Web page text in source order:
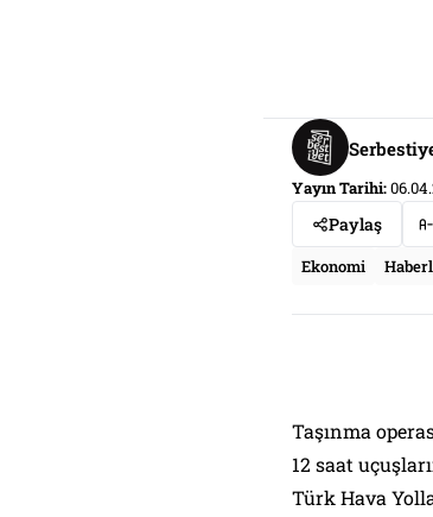
Yayın Tarihi:
Paylaş
Ekonomi
Taşınma
12 saat
Türk Hava